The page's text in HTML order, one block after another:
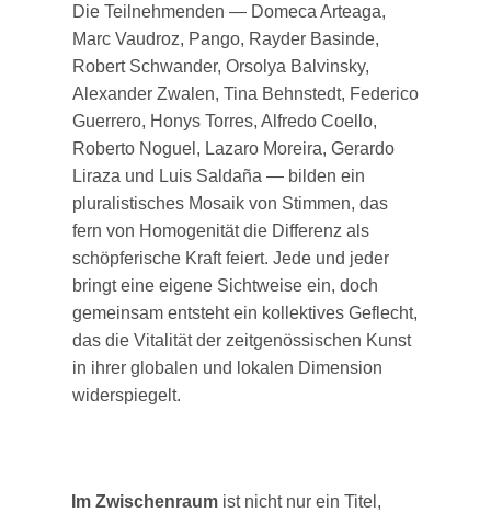
Die Teilnehmenden — Domeca Arteaga,
Marc Vaudroz, Pango, Rayder Basinde,
Robert Schwander, Orsolya Balvinsky,
Alexander Zwalen, Tina Behnstedt, Federico
Guerrero, Honys Torres, Alfredo Coello,
Roberto Noguel, Lazaro Moreira, Gerardo
Liraza und Luis Saldaña — bilden ein
pluralistisches Mosaik von Stimmen, das
fern von Homogenität die Differenz als
schöpferische Kraft feiert. Jede und jeder
bringt eine eigene Sichtweise ein, doch
gemeinsam entsteht ein kollektives Geflecht,
das die Vitalität der zeitgenössischen Kunst
in ihrer globalen und lokalen Dimension
widerspiegelt.
Im Zwischenraumist nicht nur ein Titel,